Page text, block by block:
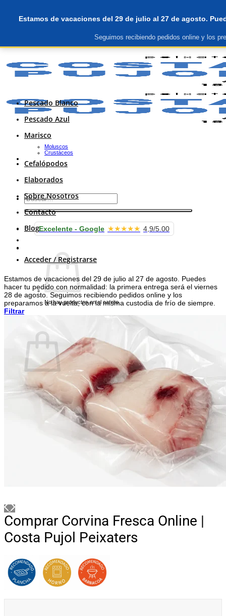
Estamos de vacaciones del 29 de julio al 27 de agosto.
Seguimos recibiendo pedidos online y los
primera compra 10€ descuento
Buscar
por:
Excelente - Google ★★★★★ 4,9/5.00
No hay productos en el carrito.
No hay productos en el carrito.
Volver a la tienda
Pescado Blanco
Pescado Azul
Marisco
Moluscos
Crustáceos
Cefalópodos
Elaborados
Sobre Nosotros
Contacto
Blog
Acceder / Registrarse
Estamos de vacaciones del 29 de julio al 27 de agosto. Puedes
hacer tu pedido con normalidad: la primera entrega será el viernes
28 de agosto. Seguimos recibiendo pedidos online y los
preparamos a la vuelta, con la misma custodia de frío de siempre.
Filtrar
Comprar Corvina Fresca Online |
Costa Pujol Peixaters